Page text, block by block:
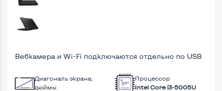
Вебкамера и Wi-Fi подключаются отдельно по USB
Диагональ экрана,
дюймы
Процессор
Intel Core i3-5005U